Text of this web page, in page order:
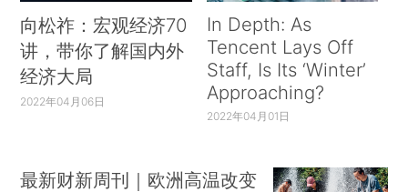
向松祚：宏观经济70
讲，带你了解国内外
经济大局
2022年04月06日
In Depth: As
Tencent Lays Off
Staff, Is Its ‘Winter’
Approaching?
2022年04月01日
最新财新周刊｜欧洲高温改变